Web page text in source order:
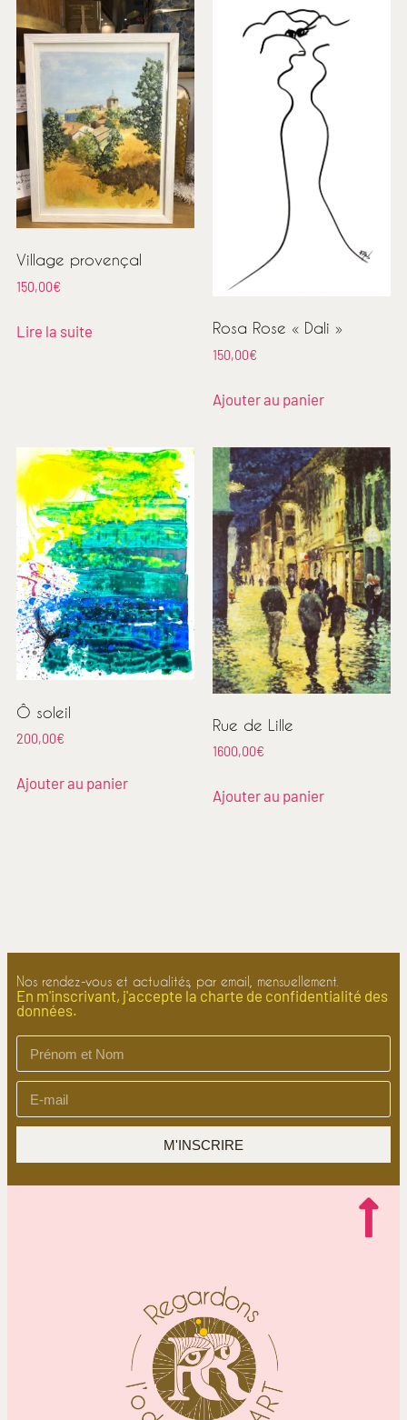
Village provençal
150,00€
Lire la suite Rosa Rose « Dali »
150,00€
Ajouter au panier
Ô soleil
200,00€
Ajouter au panier
Rue de Lille
1600,00€
Ajouter au panier
Nos rendez-vous et actualités, par email, mensuellement.
En m'inscrivant, j'accepte la charte de confidentialité des
données.
M'INSCRIRE